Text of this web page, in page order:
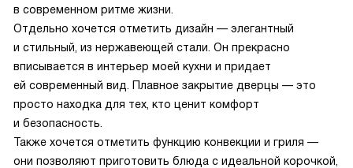
в современном ритме жизни.
Отдельно хочется отметить дизайн — элегантный
и стильный, из нержавеющей стали. Он прекрасно
вписывается в интерьер моей кухни и придает
ей современный вид. Плавное закрытие дверцы — это
просто находка для тех, кто ценит комфорт
и безопасность.
Также хочется отметить функцию конвекции и гриля —
они позволяют приготовить блюда с идеальной корочкой,